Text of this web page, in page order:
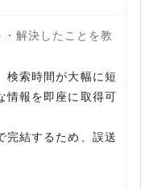
解決したことを教
検索時間が大幅に短
情報を即座に取得可
完結するため、誤送